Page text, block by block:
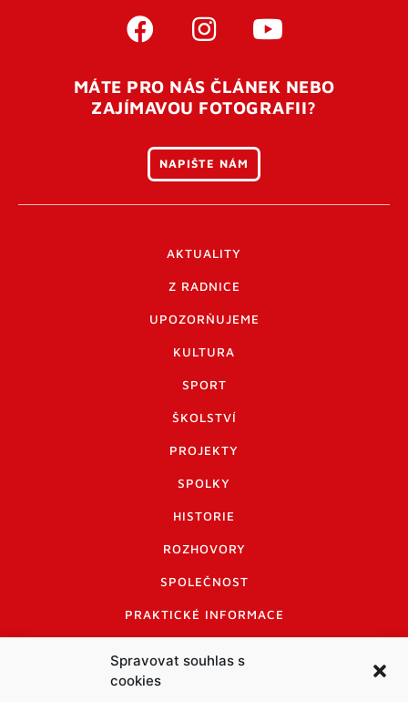
Spravovat souhlas s
cookies
MÁTE PRO NÁS ČLÁNEK NEBO
ZAJÍMAVOU FOTOGRAFII?
NAPIŠTE NÁM
AKTUALITY
Z RADNICE
UPOZORŇUJEME
KULTURA
SPORT
ŠKOLSTVÍ
PROJEKTY
SPOLKY
HISTORIE
ROZHOVORY
SPOLEČNOST
PRAKTICKÉ INFORMACE
INFORMACE A KODEX DISKUTUJÍCÍCH